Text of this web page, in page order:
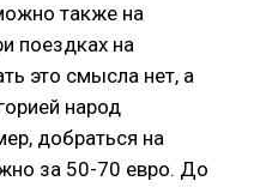
также на
поездках на
это смысла нет, а
народ
добраться на
за 50-70 евро. До